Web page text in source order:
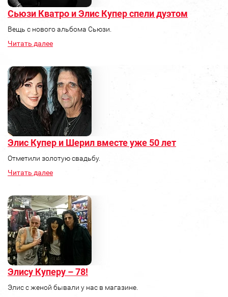
Сьюзи Кватро и Элис Купер спели дуэтом
Вещь с нового альбома Сьюзи.
Читать далее
Элис Купер и Шерил вместе уже 50 лет
Отметили золотую свадьбу.
Читать далее
Элису Куперу – 78!
Элис с женой бывали у нас в магазине.